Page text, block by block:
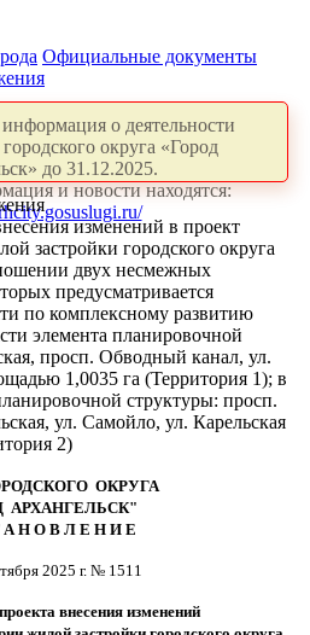
Официальные документы
о деятельности
округа «Город
до 31.12.2025.
и новости находятся:
изменений в проект
застройки городского округа
двух несмежных
предусматривается
по комплексному развитию
элемента планировочной
просп. Обводный канал, ул.
1,0035 га (Территория 1); в
структуры: просп.
ул. Самойло, ул. Карельская
2)
ОКРУГА
АРХАНГЕЛЬСК"
Н О В Л Е Н И Е
2025 г. № 1511
внесения изменений